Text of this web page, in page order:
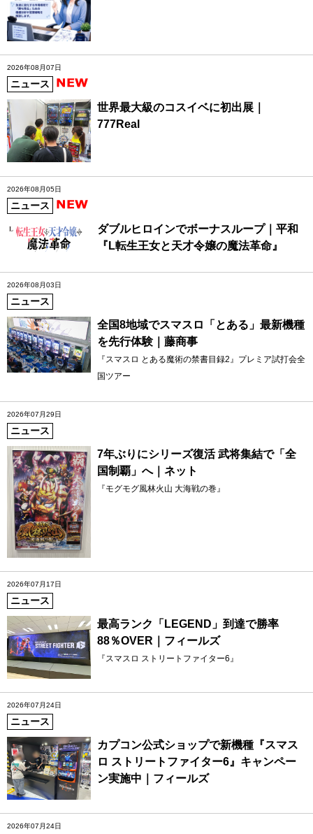
2026年08月07日
ニュース
世界最大級のコスイベに初出展｜
777Real
2026年08月05日
ニュース
ダブルヒロインでボーナスループ｜平和
『L転生王女と天才令嬢の魔法革命』
2026年08月03日
ニュース
全国8地域でスマスロ「とある」最新機種
を先行体験｜藤商事
『スマスロ とある魔術の禁書目録2』プレミア試打会全
国ツアー
2026年07月29日
ニュース
7年ぶりにシリーズ復活 武将集結で「全
国制覇」へ｜ネット
『モグモグ風林火山 大海戦の巻』
2026年07月17日
ニュース
最高ランク「LEGEND」到達で勝率
88％OVER｜フィールズ
『スマスロ ストリートファイター6』
2026年07月24日
ニュース
カプコン公式ショップで新機種『スマス
ロ ストリートファイター6』キャンペー
ン実施中｜フィールズ
2026年07月24日